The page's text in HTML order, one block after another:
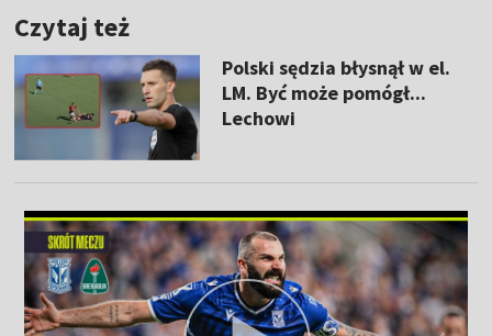
Czytaj też
Polski sędzia błysnął w el.
LM. Być może pomógł...
Lechowi